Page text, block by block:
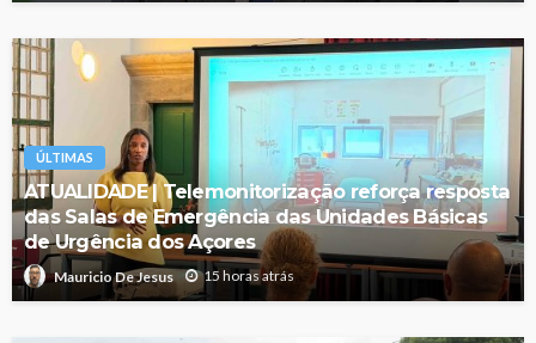
ÚLTIMAS
ATUALIDADE | Telemonitorização reforça resposta
das Salas de Emergência das Unidades Básicas
de Urgência dos Açores
Mauricio De Jesus 15 horas atrás